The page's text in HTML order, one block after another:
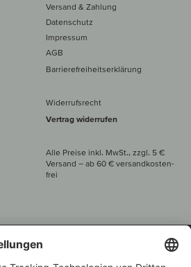
Versand & Zahlung
Datenschutz
Impressum
AGB
Barrierefreiheitserklärung
Widerrufsrecht
Vertrag widerrufen
Alle Preise inkl. MwSt., zzgl. 5 €
Versand – ab 60 € versand­kosten­
frei
Beratung unter